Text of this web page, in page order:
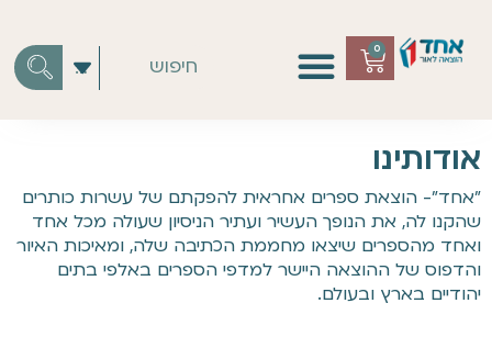
0
אודותינו
"אחד"- הוצאת ספרים אחראית להפקתם של עשרות כותרים
שהקנו לה, את הנופך העשיר ועתיר הניסיון שעולה מכל אחד
ואחד מהספרים שיצאו מחממת הכתיבה שלה, ומאיכות האיור
והדפוס של ההוצאה היישר למדפי הספרים באלפי בתים
יהודיים בארץ ובעולם.